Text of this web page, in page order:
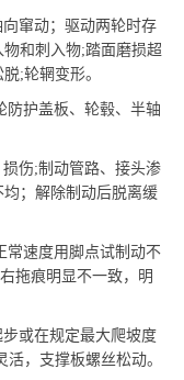
窜动；驱动两轮时存
和刺入物;踏面磨损超
;轮辋变形。
防护盖板、轮毂、半轴
伤;制动管路、接头渗
；解除制动后脱离缓
常速度用脚点试制动不
拖痕明显不一致，明
或在规定最大爬坡度
，支撑板螺丝松动。